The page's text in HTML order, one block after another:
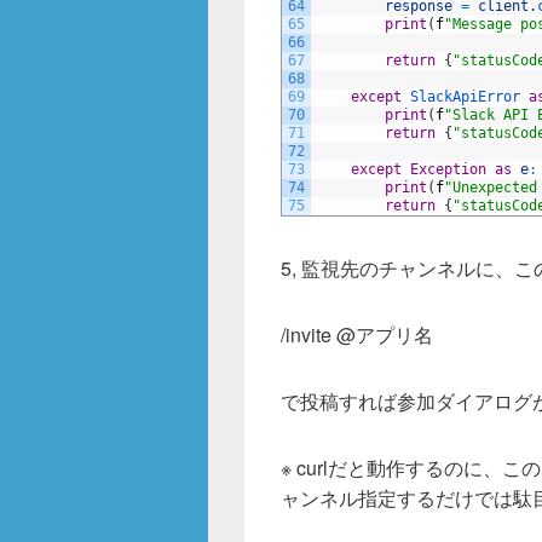
64
65
66
67
68
69
70
71
72
73
74
75
response = client .
print ( f"Message
return {
except SlackApiError
print ( f"Slack
return {
except Exception as e:
print ( f
return {
5, 監視先のチャンネルに、
/invite @アプリ名
で投稿すれば参加ダイアログ
※ curlだと動作するのに、こ
ャンネル指定するだけでは駄